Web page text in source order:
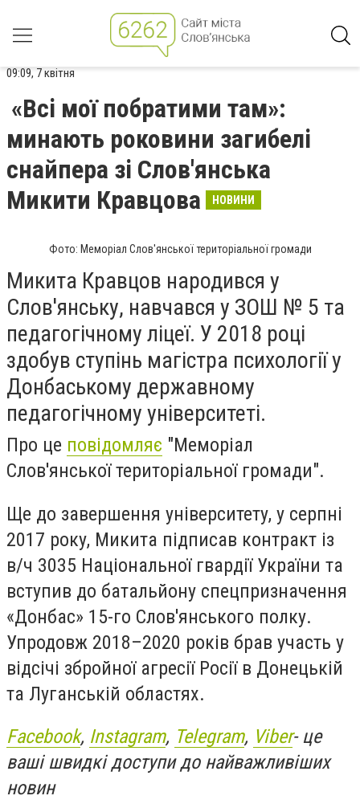
09:09, 7 квітня
«Всі мої побратими там»:
минають роковини загибелі
снайпера зі Слов'янська
Микити Кравцова
НОВИНИ
Фото: Меморіал Слов'янської територіальної громади
Микита Кравцов народився у
Слов'янську, навчався у ЗОШ № 5 та
педагогічному ліцеї. У 2018 році
здобув ступінь магістра психології у
Донбаському державному
педагогічному університеті.
Про це повідомляє "Меморіал
Слов'янської територіальної громади".
Ще до завершення університету, у серпні
2017 року, Микита підписав контракт із
в/ч 3035 Національної гвардії України та
вступив до батальйону спецпризначення
«Донбас» 15-го Слов'янського полку.
Упродовж 2018–2020 років брав участь у
відсічі збройної агресії Росії в Донецькій
та Луганській областях.
Facebook, Instagram, Telegram, Viber- це
ваші швидкі доступи до найважливіших
новин